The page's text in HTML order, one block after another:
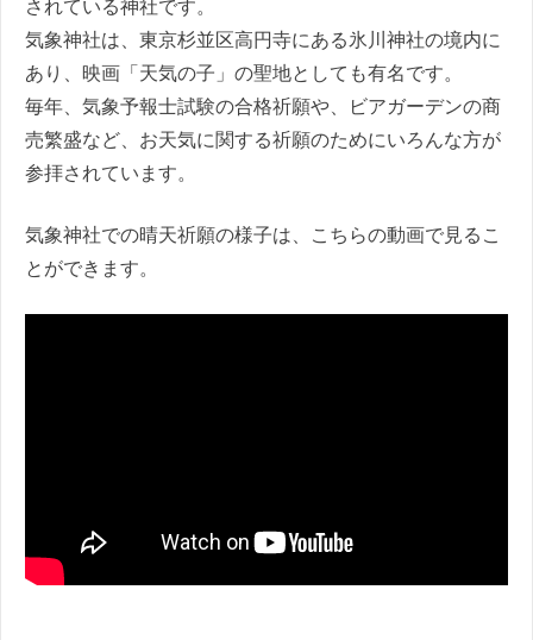
されている神社です。
気象神社は、東京杉並区高円寺にある氷川神社の境内に
あり、映画「天気の子」の聖地としても有名です。
毎年、気象予報士試験の合格祈願や、ビアガーデンの商
売繁盛など、お天気に関する祈願のためにいろんな方が
参拝されています。
気象神社での晴天祈願の様子は、こちらの動画で見るこ
とができます。